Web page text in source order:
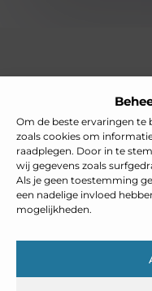
Om de beste ervaringen te
zoals cookies om
raadplegen. Door in te
wij gegevens zoals
Als je geen toestemming
een nadelige invloed
mogelijkheden.
Jouw gids voor
Ontdek een brede
om het meeste uit elke
en verrassende inzichten.
Bericht categorie